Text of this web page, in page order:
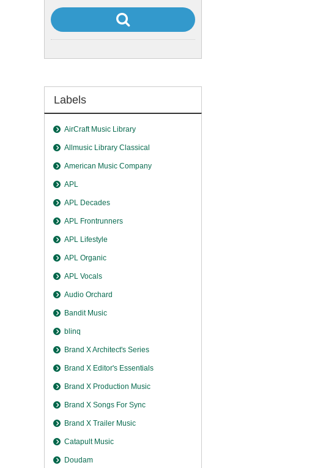
Labels
AirCraft Music Library
Allmusic Library Classical
American Music Company
APL
APL Decades
APL Frontrunners
APL Lifestyle
APL Organic
APL Vocals
Audio Orchard
Bandit Music
blinq
Brand X Architect's Series
Brand X Editor's Essentials
Brand X Production Music
Brand X Songs For Sync
Brand X Trailer Music
Catapult Music
Doudam